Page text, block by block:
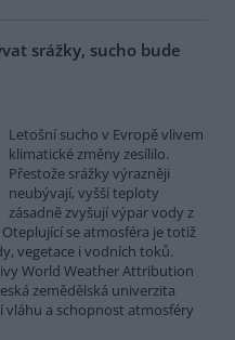
srážky, sucho bude
Letošní sucho v Evropě vlivem
klimatické změny zesílilo.
Přestože srážky výrazněji
neubývají, vyšší teploty
zásadně zvyšují výpar vody z
se atmosféra je totiž
vegetace i vodních toků.
World Weather Attribution
zemědělská univerzita
vláhu a schopnost atmosféry